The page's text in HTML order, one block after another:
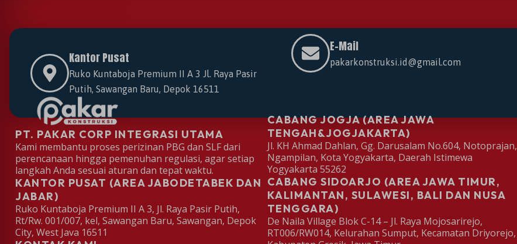
Kantor Pusat
Ruko Kuntaboja Premium II A 3 Jl. Raya Pasir
Putih, Sawangan Baru, Depok 16511
E-Mail
pakarkonstruksi.id@gmail.com
PT. PAKAR CORP INTEGRASI UTAMA
Kami membantu proses perizinan PBG dan SLF dari
perencanaan hingga pemenuhan regulasi, agar setiap
langkah Anda sesuai aturan dan tepat waktu.
KANTOR PUSAT (AREA JABODETABEK DAN
JABAR)
Ruko Kuntaboja Premium II A 3, Jl. Raya Pasir Putih,
Rt/Rw. 001/007, kel, Sawangan Baru, Sawangan, Depok
City, West Java 16511
CABANG JOGJA (AREA JAWA
TENGAH&JOGJAKARTA)
Jl. KH Ahmad Dahlan, Gg. Darusalam No.604, Notoprajan,
Ngampilan, Kota Yogyakarta, Daerah Istimewa
Yogyakarta 55262
CABANG SIDOARJO (AREA JAWA TIMUR,
KALIMANTAN, SULAWESI, BALI DAN NUSA
TENGGARA)
De Naila Village Blok C-14 – Jl. Raya Mojosarirejo,
RT006/RW014, Kelurahan Sumput, Kecamatan Driyorejo,